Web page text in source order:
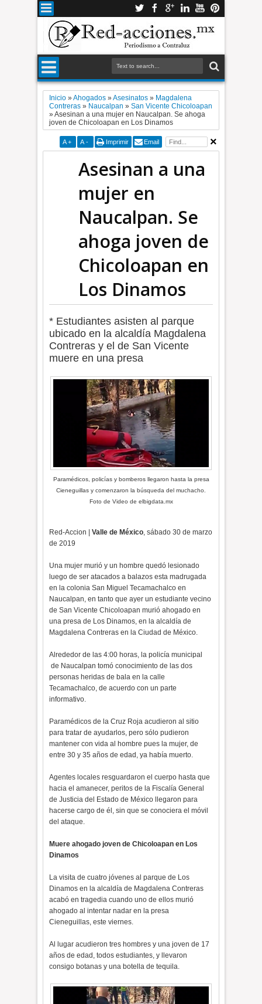
Inicio »Ahogados »Asesinatos » Magdalena
Contreras » Naucalpan »San Vicente Chicoloapan
»Asesinan a una mujer en Naucalpan. Se ahoga
joven de Chicoloapan en Los Dinamos
A + A - Imprimir Email
Asesinan a una
mujer en
Naucalpan. Se
ahoga joven de
Chicoloapan en
Los Dinamos
* Estudiantes asisten al parque
ubicado en la alcaldía Magdalena
Contreras y el de San Vicente
muere en una presa
Paramédicos, policías y bomberos llegaron hasta la presa
Cieneguillas y comenzaron la búsqueda del muchacho.
Foto de Video de elbigdata.mx
Red-Accion |Valle de México, sábado 30 de marzo
de 2019
Una mujer murió y un hombre quedó lesionado
luego de ser atacados a balazos esta madrugada
en la colonia San Miguel Tecamachalco en
Naucalpan, en tanto que ayer un estudiante vecino
de San Vicente Chicoloapan murió ahogado en
una presa de Los Dinamos, en la alcaldía de
Magdalena Contreras en la Ciudad de México.
Alrededor de las 4:00 horas, la policía municipal
de Naucalpan tomó conocimiento de las dos
personas heridas de bala en la calle
Tecamachalco, de acuerdo con un parte
informativo.
Paramédicos de la Cruz Roja acudieron al sitio
para tratar de ayudarlos, pero sólo pudieron
mantener con vida al hombre pues la mujer, de
entre 30 y 35 años de edad, ya había muerto.
Agentes locales resguardaron el cuerpo hasta que
hacia el amanecer, peritos de la Fiscalía General
de Justicia del Estado de México llegaron para
hacerse cargo de él, sin que se conociera el móvil
del ataque.
Muere ahogado joven de Chicoloapan en Los
Dinamos
La visita de cuatro jóvenes al parque de Los
Dinamos en la alcaldía de Magdalena Contreras
acabó en tragedia cuando uno de ellos murió
ahogado al intentar nadar en la presa
Cieneguillas, este viernes.
Al lugar acudieron tres hombres y una joven de 17
años de edad, todos estudiantes, y llevaron
consigo botanas y una botella de tequila.